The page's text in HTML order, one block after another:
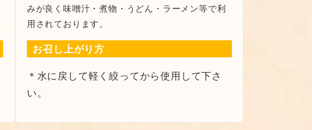
みが良く味噌汁・煮物・うどん・ラーメン等で利
用されております。
お召し上がり方
＊水に戻して軽く絞ってから使用して下さ
い。